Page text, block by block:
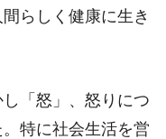
らしく健康に生き
「怒」、怒りにつ
特に社会生活を営